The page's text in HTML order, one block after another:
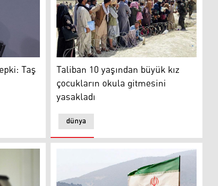
Taş devrine doğru bir adım
Taş Taliban 10 yaşından büyük kız çocukların
dünya
Taliban 10 yaşından büyük kız
çocukların okula gitmesini
yasakladı